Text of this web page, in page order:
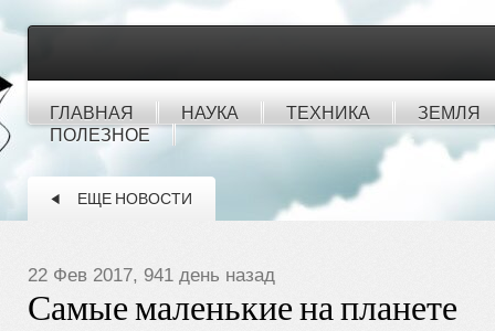
ГЛАВНАЯ НАУКА ТЕХНИКА
ЗЕМЛЯ
ПОЛЕЗНОЕ
ЕЩЕ НОВОСТИ
22 Фев 2017, 941 день назад
Самые маленькие на планете